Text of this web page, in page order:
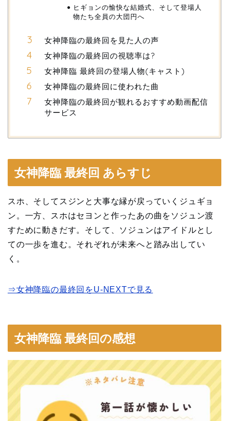
ヒギョンの愉快な結婚式、そして登場人
物たち全員の大団円へ
女神降臨の最終回を見た人の声
女神降臨の最終回の視聴率は?
女神降臨 最終回の登場人物(キャスト)
女神降臨の最終回に使われた曲
女神降臨の最終回が観れるおすすめ動画配信
サービス
女神降臨 最終回 あらすじ
スホ、そしてスジンと大事な縁が戻っていくジュギョ
ン。一方、スホはセヨンと作ったあの曲をソジュン渡
すために動きだす。そして、ソジュンはアイドルとし
ての一歩を進む。それぞれが未来へと踏み出してい
く。
⇒女神降臨の最終回をU-NEXTで見る
女神降臨 最終回の感想